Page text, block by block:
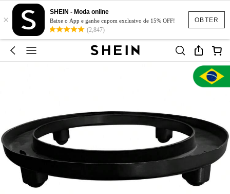
OBTER
×
SHEIN - Moda online
Baixe o App e ganhe cupom exclusivo de 15% OFF!
(2,847)